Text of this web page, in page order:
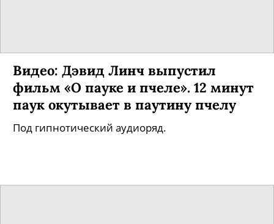
Видео: Дэвид Линч выпустил
фильм «О пауке и пчеле». 12 минут
паук окутывает в паутину пчелу
Под гипнотический аудиоряд.